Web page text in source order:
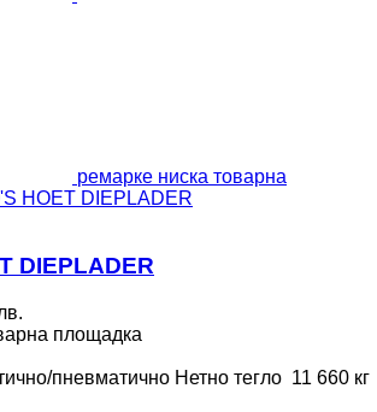
ремарке ниска товарна
HOET DIEPLADER
DIEPLADER
площадка
пневматично Нетно тегло 11 660 кг